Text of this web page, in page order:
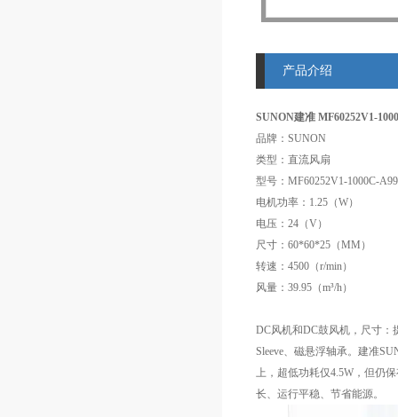
产品介绍
SUNON建准 MF60252V1-
品牌：SUNON
类型：直流风扇
型号：MF60252V1-1000C-A99
电机功率：1.25（W）
电压：24（V）
尺寸：60*60*25（MM）
转速：4500（r/min）
风量：39.95（m³/h）
DC风机和DC鼓风机，尺寸：
Sleeve、磁悬浮轴承。建准
上，超低功耗仅4.5W，但仍
长、运行平稳、节省能源。